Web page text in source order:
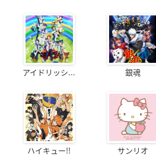
アイドリッシ... 銀魂
ハイキュー!! サンリオ